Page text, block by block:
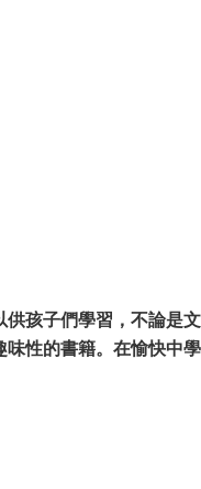
供孩子們學習，不論
性的書籍。在愉快中